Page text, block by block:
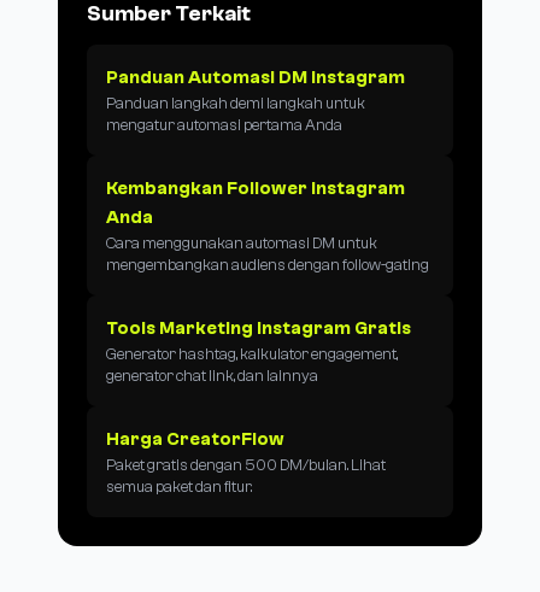
Sumber Terkait
Panduan Automasi DM Instagram
Panduan langkah demi langkah untuk
mengatur automasi pertama Anda
Kembangkan Follower Instagram
Anda
Cara menggunakan automasi DM untuk
mengembangkan audiens dengan follow-gating
Tools Marketing Instagram Gratis
Generator hashtag, kalkulator engagement,
generator chat link, dan lainnya
Harga CreatorFlow
Paket gratis dengan 500 DM/bulan. Lihat
semua paket dan fitur.